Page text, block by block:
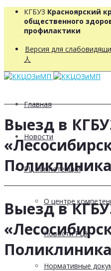
КГБУЗ Красноярский
общественного
профилактики
Версия для
人
Главная
Новости
РЦ компетенций
О центре
Новости РЦК
Нормативные
Выезд в
Выезд в